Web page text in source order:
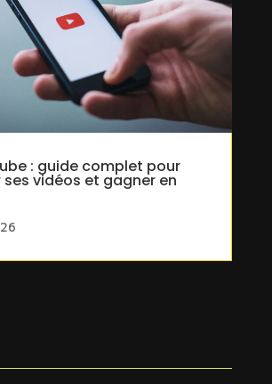
: guide complet pour
vidéos et gagner en